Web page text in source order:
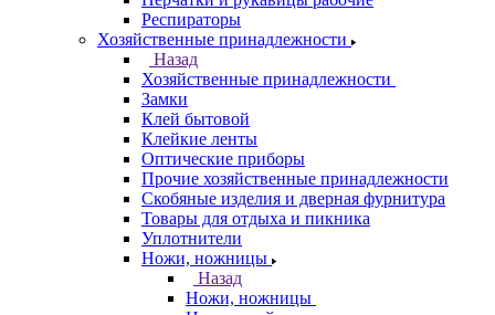
Респираторы
Хозяйственные принадлежности
Назад
Хозяйственные принадлежности
Замки
Клей бытовой
Клейкие ленты
Оптические приборы
Прочие хозяйственные принадлежности
Скобяные изделия и дверная фурнитура
Товары для отдыха и пикника
Уплотнители
Ножи, ножницы
Назад
Ножи, ножницы